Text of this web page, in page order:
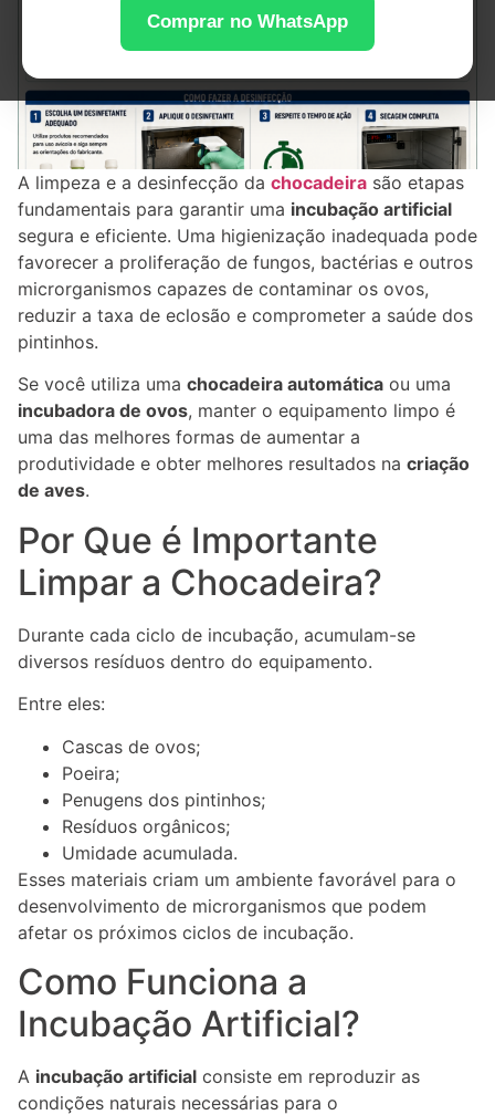
Comprar no WhatsApp
A limpeza e a desinfecção da chocadeira são etapas
fundamentais para garantir uma incubação artificial
segura e eficiente. Uma higienização inadequada pode
favorecer a proliferação de fungos, bactérias e outros
microrganismos capazes de contaminar os ovos,
reduzir a taxa de eclosão e comprometer a saúde dos
pintinhos.
Se você utiliza uma chocadeira automática ou uma
incubadora de ovos, manter o equipamento limpo é
uma das melhores formas de aumentar a
produtividade e obter melhores resultados na criação
de aves.
Por Que é Importante
Limpar a Chocadeira?
Durante cada ciclo de incubação, acumulam-se
diversos resíduos dentro do equipamento.
Entre eles:
Cascas de ovos;
Poeira;
Penugens dos pintinhos;
Resíduos orgânicos;
Umidade acumulada.
Esses materiais criam um ambiente favorável para o
desenvolvimento de microrganismos que podem
afetar os próximos ciclos de incubação.
Como Funciona a
Incubação Artificial?
A incubação artificial consiste em reproduzir as
condições naturais necessárias para o